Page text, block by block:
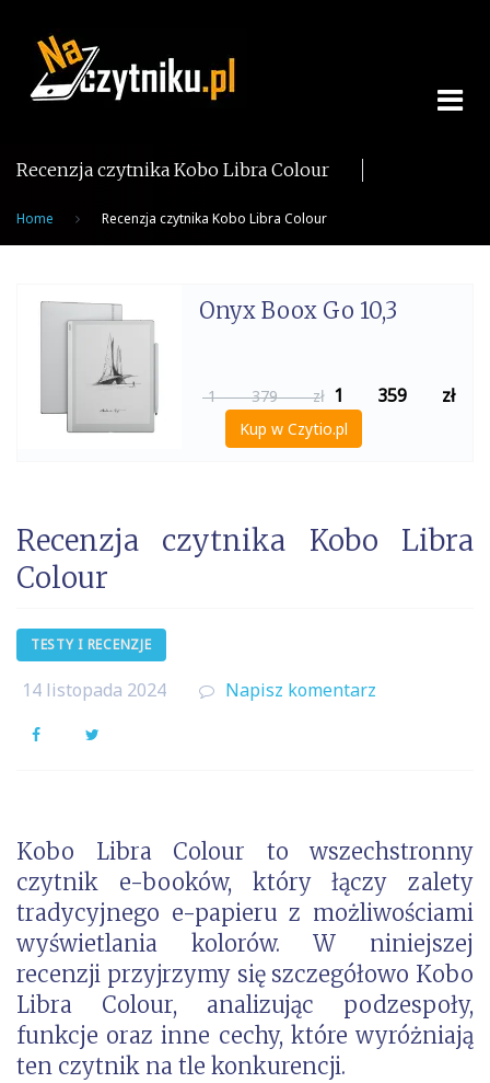
content
Recenzja czytnika Kobo Libra Colour
Home Recenzja czytnika Kobo Libra Colour
Onyx Boox Go 10,3
1 379 zł 1 359 zł
Kup w Czytio.pl
Recenzja czytnika Kobo Libra
Colour
TESTY I RECENZJE
14 listopada 2024 Napisz komentarz
Facebook
Kobo Libra Colour to wszechstronny
czytnik e-booków, który łączy zalety
tradycyjnego e-papieru z możliwościami
wyświetlania kolorów. W niniejszej
recenzji przyjrzymy się szczegółowo Kobo
Libra Colour, analizując podzespoły,
funkcje oraz inne cechy, które wyróżniają
ten czytnik na tle konkurencji.